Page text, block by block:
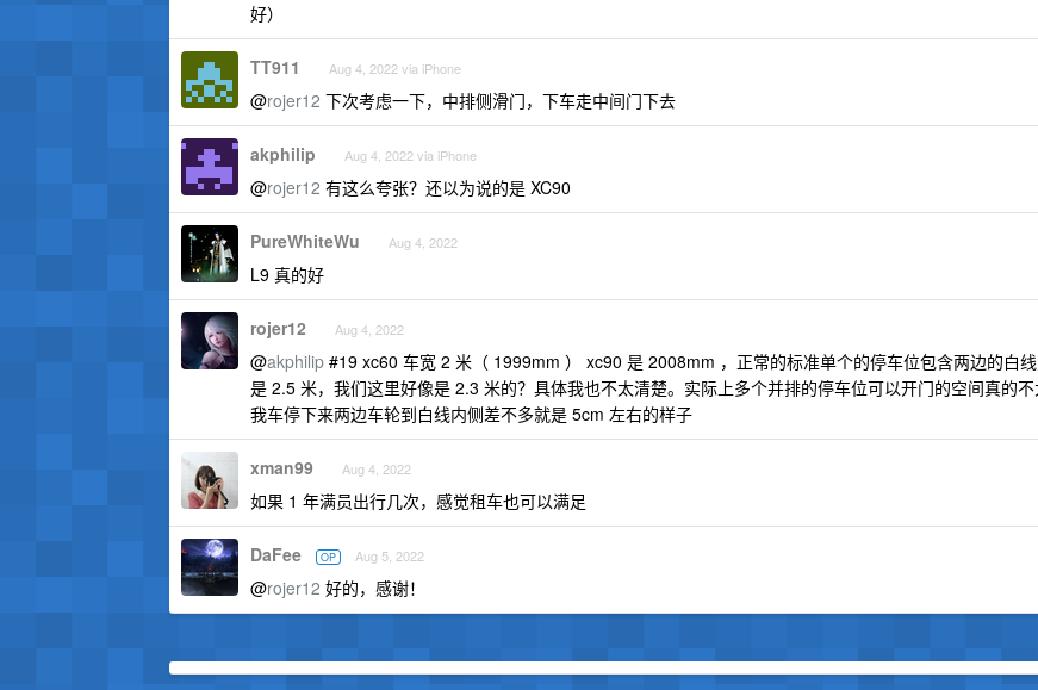
好）
TT911 Aug 4, 2022 via iPhone
@rojer12 下次考虑一下，中排侧滑门，下车走中间门下去
akphilip Aug 4, 2022 via iPhone
@rojer12 有这么夸张？还以为说的是 XC90
PureWhiteWu Aug 4, 2022
L9 真的好
rojer12 Aug 4, 2022
@akphilip #19 xc60 车宽 2 米（ 1999mm ） xc90 是 2008mm ，正常的标准单个的停车位包含两边的白
是 2.5 米，我们这里好像是 2.3 米的？具体我也不太清楚。实际上多个并排的停车位可以开门的空间真的不
我车停下来两边车轮到白线内侧差不多就是 5cm 左右的样子
xman99 Aug 4, 2022
如果 1 年满员出行几次，感觉租车也可以满足
DaFee OP Aug 5, 2022
@rojer12 好的，感谢！